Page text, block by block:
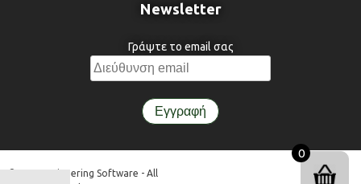
Newsletter
Γράψτε το email σας
© 3DR Engineering Software - All
0